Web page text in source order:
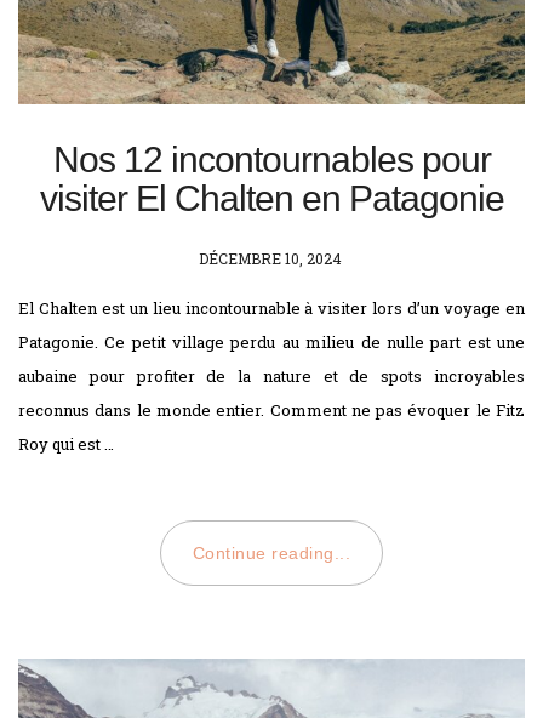
Nos 12 incontournables pour
visiter El Chalten en Patagonie
POSTED
DÉCEMBRE 10, 2024
El Chalten est un lieu incontournable à visiter lors d’un voyage en
Patagonie. Ce petit village perdu au milieu de nulle part est une
aubaine pour profiter de la nature et de spots incroyables
reconnus dans le monde entier. Comment ne pas évoquer le Fitz
Roy qui est …
Continue reading...